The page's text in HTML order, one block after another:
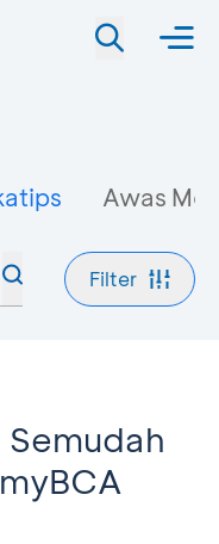
Awas
Filter
Semudah